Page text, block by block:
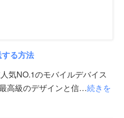
る方法
気NO.1のモバイルデバイス
高級のデザインと信…続きを